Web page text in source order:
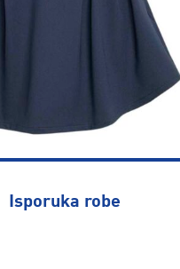
Isporuka robe